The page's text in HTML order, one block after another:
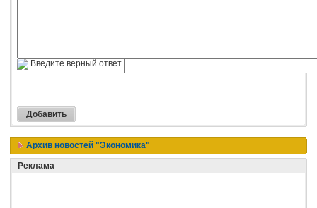
Введите верный ответ
Архив новостей "Экономика"
Реклама